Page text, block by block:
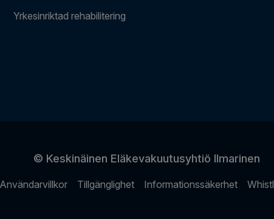
Yrkesinriktad rehabilitering
© Keskinäinen Eläkevakuutusyhtiö Ilmarinen
Användarvillkor Tillgänglighet Informationssäkerhet